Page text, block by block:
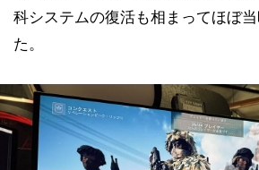
科システムの復活も相まってほぼ
た。